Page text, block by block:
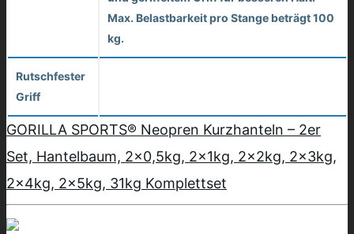
Max. Belastbarkeit pro Stange beträgt 100
kg.
Rutschfester
Griff
GORILLA SPORTS® Neopren Kurzhanteln – 2er
Set, Hantelbaum, 2×0,5kg, 2x1kg, 2x2kg, 2x3kg,
2x4kg, 2x5kg, 31kg Komplettset